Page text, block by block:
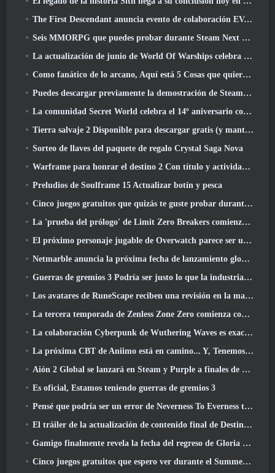
The First Descendant anuncia evento de colaboración EVANGELION
Seis MMORPG que puedes probar durante Steam Next Fest
La actualización de junio de World Of Warships celebra el Día de la Independencia de EE. UU. con una nueva campaña narrativa
Como fanático de lo arcano, Aquí está 5 Cosas que quiero ver del MMO de Riot
Puedes descargar previamente la demostración de Steam Next Fest de Embers Of The Uncrowned Tomorrow
La comunidad Secret World celebra el 14º aniversario con un misterio que deberán resolver juntos
Tierra salvaje 2 Disponible para descargar gratis (y mantener) Por tiempo limitado
Sorteo de llaves del paquete de regalo Crystal Saga Nova
Warframe para honrar el destino 2 Con título y actividad especial en el juego
Preludios de Soulframe 15 Actualizar botín y pesca
Cinco juegos gratuitos que quizás te guste probar durante el Bullet Fest
La 'prueba del prólogo' de Limit Zero Breakers comienza hoy
El próximo personaje jugable de Overwatch parece ser un jefe criminal cyborg con exceso de trabajo
Netmarble anuncia la próxima fecha de lanzamiento global de RF Online
Guerras de gremios 3 Podría ser justo lo que la industria de los MMO necesita ahora mismo
Los avatares de RuneScape reciben una revisión en la mayor actualización visual del juego en los últimos diez años
La tercera temporada de Zenless Zone Zero comienza con un viaje a una isla Bangboo en el cielo, Y a la plataforma Steam
La colaboración Cyberpunk de Wuthering Waves es exactamente lo que quiero de mis eventos cruzados de videojuegos
La próxima CBT de Aniimo está en camino... Y, Tenemos una ventana de lanzamiento oficial
Aión 2 Global se lanzará en Steam y Purple a finales de este año
Es oficial, Estamos teniendo guerras de gremios 3
Pensé que podría ser un error de Neverness To Everness tener el evento Porsche Collab Gacha tan temprano, Pero me equivoqué
El tráiler de la actualización de contenido final de Destiny 2 es un grito de guerra
Gamigo finalmente revela la fecha del regreso de Gloria Victis, ¿Sobrevivirá la segunda vez??
Cinco juegos gratuitos que espero ver durante el Summer Game Fest